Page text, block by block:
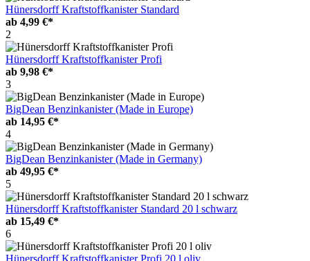
Hünersdorff Kraftstoffkanister Standard
ab 4,99 €*
2
Hünersdorff Kraftstoffkanister Profi
ab 9,98 €*
3
BigDean Benzinkanister (Made in Europe)
ab 14,95 €*
4
BigDean Benzinkanister (Made in Germany)
ab 49,95 €*
5
Hünersdorff Kraftstoffkanister Standard 20 l schwarz
ab 15,49 €*
6
Hünersdorff Kraftstoffkanister Profi 20 l oliv